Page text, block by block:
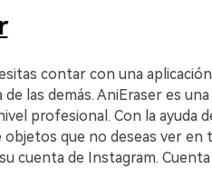
contar con una
las demás.󠀲󠀡󠀡󠀤󠀧󠀢󠀧󠀦󠀥󠀳󠀰 AniEraser es
profesional.󠀲󠀡󠀡󠀤󠀧󠀢󠀧󠀦󠀦󠀳󠀰 Con la ayuda
que no deseas ver en
cuenta de Instagram.󠀲󠀡󠀡󠀤󠀧󠀢󠀧󠀦󠀨󠀳󠀰